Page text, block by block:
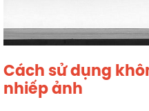
Cách sử dụng
nhiếp ảnh